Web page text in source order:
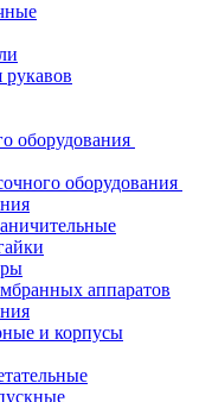
оборудования
оборудования
аппаратов
и корпусы